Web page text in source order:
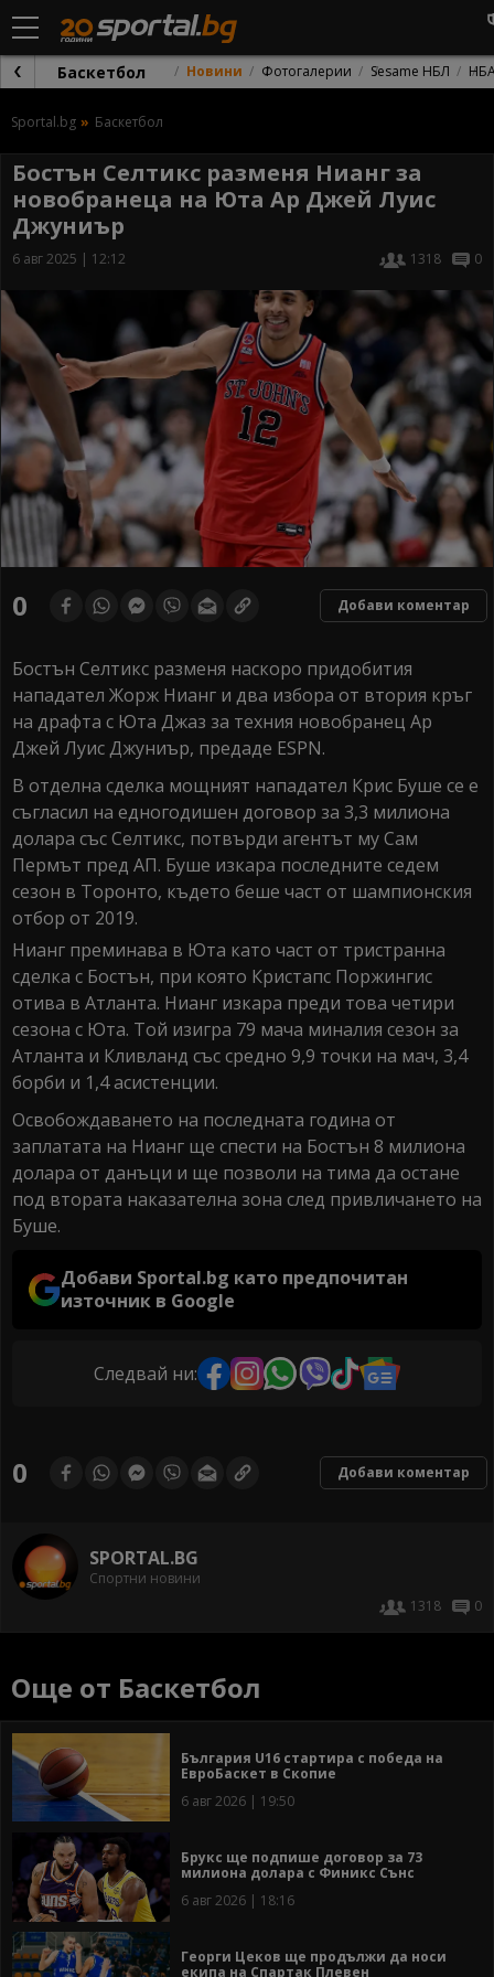
Баскетбол Новини Фотогалерии Sesame НБЛ
Sportal.bg Баскетбол
Бостън Селтикс разменя Нианг за
новобранеца на Юта Ар Джей Луис
Джуниър
6 авг 2025 | 12:12 1318 0
0 Добави коментар
Бостън Селтикс разменя наскоро придобития
нападател Жорж Нианг и два избора от втория кръг
на драфта с Юта Джаз за техния новобранец Ар
Джей Луис Джуниър, предаде ESPN.
В отделна сделка мощният нападател Крис Буше се е
съгласил на едногодишен договор за 3,3 милиона
долара със Селтикс, потвърди агентът му Сам
Пермът пред АП. Буше изкара последните седем
сезон в Торонто, където беше част от шампионския
отбор от 2019.
Нианг преминава в Юта като част от тристранна
сделка с Бостън, при която Кристапс Поржингис
отива в Атланта. Нианг изкара преди това четири
сезона с Юта. Той изигра 79 мача миналия сезон за
Атланта и Кливланд със средно 9,9 точки на мач, 3,4
борби и 1,4 асистенции.
Освобождаването на последната година от
заплатата на Нианг ще спести на Бостън 8 милиона
долара от данъци и ще позволи на тима да остане
под втората наказателна зона след привличането на
Буше.
Добави Sportal.bg като предпочитан
източник в Google
Следвай ни:
0 Добави коментар
SPORTAL.BG
Спортни новини
1318
0
Още от Баскетбол
България U16 стартира с победа на
ЕвроБаскет в Скопие
6 авг 2026 | 19:50
Брукс ще подпише договор за 73
милиона долара с Финикс Сънс
6 авг 2026 | 18:16
Георги Цеков ще продължи да носи
екипа на Спартак Плевен